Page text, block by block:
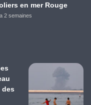
en mer Rouge
2 semaines
des